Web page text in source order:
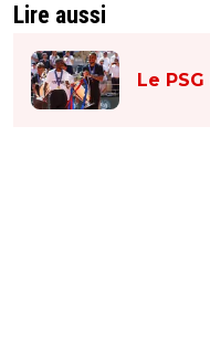
Lire aussi
Le